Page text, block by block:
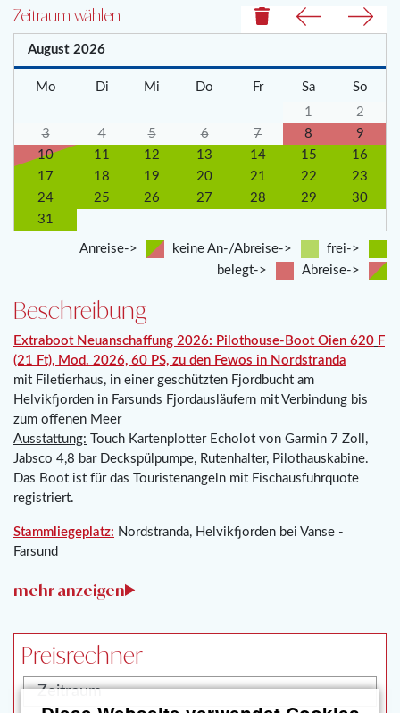
Zeitraum wählen
August 2026
Mo Di Mi Do Fr Sa
So
1
2
3
4 5 6 7 8
9
10
11 12 13 14 15
16
17
18 19 20 21 22
23
24
25 26 27 28 29
30
31
frei->
keine An-/Abreise->
Anreise->
Abreise->
belegt->
Beschreibung
Extraboot Neuanschaffung 2026: Pilothouse-Boot Oien 620 F
(21 Ft), Mod. 2026, 60 PS, zu den Fewos in Nordstranda
mit Filetierhaus, in einer geschützten Fjordbucht am
Helvikfjorden in Farsunds Fjordausläufern mit Verbindung bis
zum offenen Meer
Ausstattung: Touch Kartenplotter Echolot von Garmin 7 Zoll,
Jabsco 4,8 bar Deckspülpumpe, Rutenhalter, Pilothauskabine.
Das Boot ist für das Touristenangeln mit Fischausfuhrquote
registriert.
Stammliegeplatz: Nordstranda, Helvikfjorden bei Vanse -
Farsund
Preisrechner